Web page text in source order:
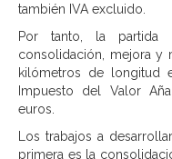
también IVA excluido.
Por tanto, la partida
consolidación, mejora y
kilómetros de longitud
Impuesto del Valor
euros.
Los trabajos a
primera es la